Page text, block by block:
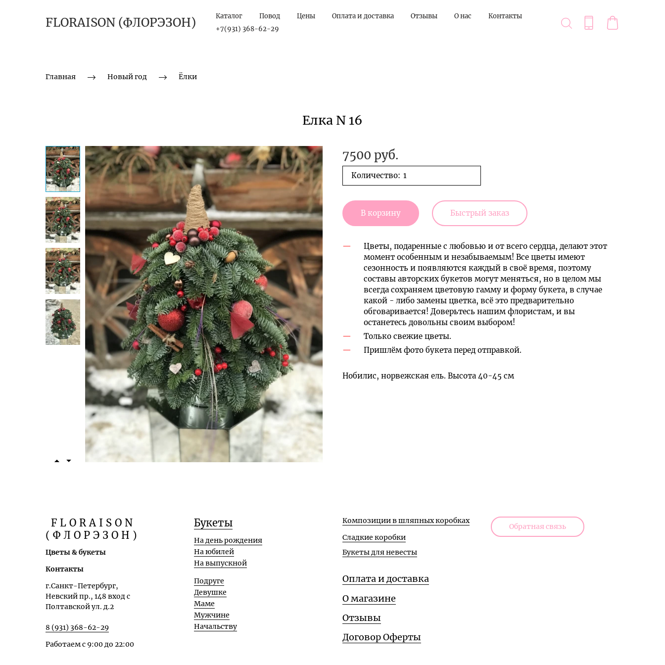
FLORAISON (ФЛОРЭЗОН) Каталог Повод Цены Оплата и доставка Отзывы О нас
Контакты
+7(931) 368-62-29
Главная Новый год Ёлки
Елка N 16
7500 руб.
Количество:
В корзину Быстрый заказ
Цветы, подаренные с любовью и от всего сердца, делают этот
момент особенным и незабываемым! Все цветы имеют
сезонность и появляются каждый в своё время, поэтому
составы авторских букетов могут меняться, но в целом мы
всегда сохраняем цветовую гамму и форму букета, в случае
какой - либо замены цветка, всё это предварительно
обговаривается! Доверьтесь нашим флористам, и вы
останетесь довольны своим выбором!
Только свежие цветы.
Пришлём фото букета перед отправкой.
Нобилис, норвежская ель. Высота 40-45 см
FLORAISON
(ФЛОРЭЗОН)
Цветы & букеты
Контакты
г.Санкт-Петербург,
Невский пр., 148 вход с
Полтавской ул. д.2
8 (931) 368-62-29
Работаем с 9:00 до 22:00
Букеты
На день рождения
На юбилей
На выпускной
Подруге
Девушке
Маме
Мужчине
Начальству
Композиции в шляпных коробках
Сладкие коробки
Букеты для невесты
Оплата и доставка
О магазине
Отзывы
Договор Оферты
Обратная связь